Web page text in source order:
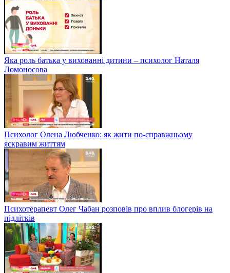
Яка роль батька у вихованні дитини – психолог Наталя
Ломоносова
Психолог Олена Любченко: як жити по-справжньому
яскравим життям
Психотерапевт Олег Чабан розповів про вплив блогерів на
підлітків